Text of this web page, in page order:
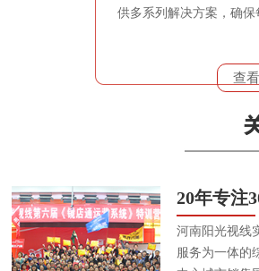
供多系列解决方案，确
查
20年专注
河南阳光视线
服务为一体的